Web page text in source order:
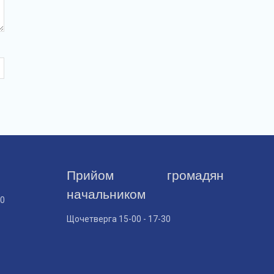
Прийом громадян
начальником
Щочетверга 15-00 - 17-30